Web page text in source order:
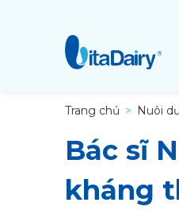
Trang chủ Nuôi
Bác sĩ
kháng